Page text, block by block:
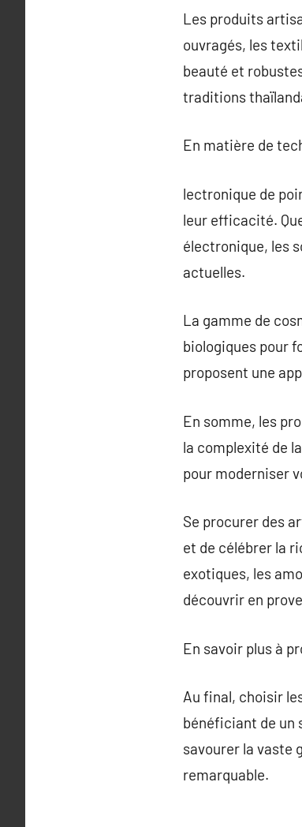
Les produits
ouvragés, les
beauté et
traditions
En matière de
lectronique de
leur efficacité.
électronique, les
actuelles.
La gamme de
biologiques pour
proposent une
En somme, les
la complexité de
pour moderniser
Se procurer des
et de célébrer la
exotiques, les
découvrir en
En savoir plus à
Au final, choisir
bénéficiant de un
savourer la vaste
remarquable.